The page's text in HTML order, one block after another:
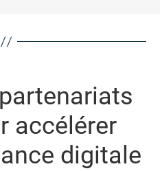
accélérer
digitale